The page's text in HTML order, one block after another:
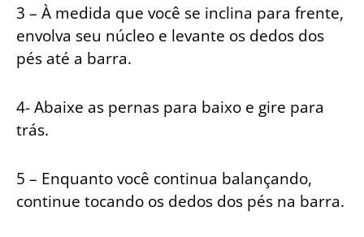
3 – À medida que você se inclina para frente,
envolva seu núcleo e levante os dedos dos
pés até a barra.
4- Abaixe as pernas para baixo e gire para
trás.
5 – Enquanto você continua balançando,
continue tocando os dedos dos pés na barra.